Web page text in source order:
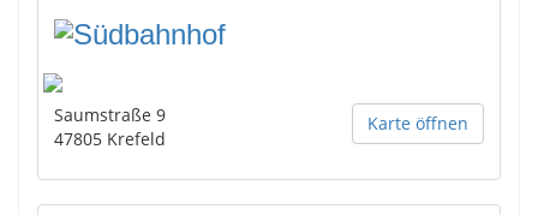
Karte öffnen
Saumstraße 9
47805 Krefeld